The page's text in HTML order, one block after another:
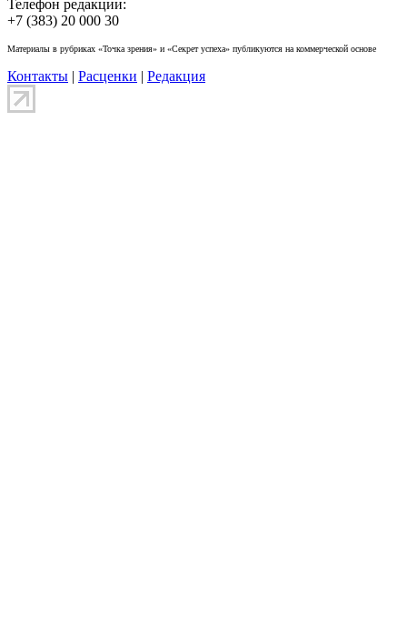
Телефон редакции:
+7 (383) 20 000 30
Материалы в рубриках «Точка зрения» и «Секрет успеха» публикуются на коммерческой основе
Контакты | Расценки | Редакция